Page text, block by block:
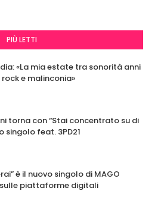
PIÙ LETTI
«La mia estate tra sonorità anni
e malinconia»
torna con “Stai concentrato su di
singolo feat. 3PD21
è il nuovo singolo di MAGO
piattaforme digitali